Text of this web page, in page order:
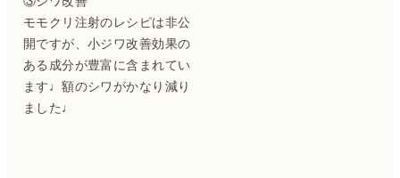
モモクリ注射のレシピは非公
開ですが、小ジワ改善効果の
ある成分が豊富に含まれてい
ます♩額のシワがかなり減り
ました♩